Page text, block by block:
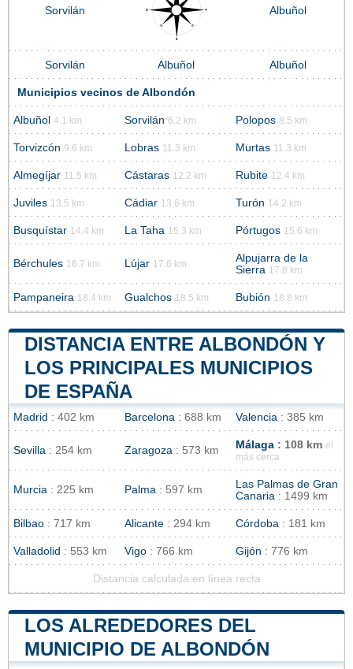
Sorvilán Albuñol
Sorvilán Albuñol Albuñol
Municipios vecinos de Albondón
Albuñol 4.1 km Sorvilán 6.2 km Polopos 8.5 km
Torvizcón 9.6 km Lobras 11.3 km Murtas 11.3 km
Almegíjar 11.5 km Cástaras 12.2 km Rubite 12.4 km
Juviles 13.5 km Cádiar 13.6 km Turón 14.2 km
Busquístar 14.4 km La Taha 15.3 km Pórtugos 15.6 km
Bérchules 16.7 km Lújar 17.6 km
Alpujarra de la
Sierra 17.8 km
Pampaneira 18.4 km Gualchos 18.5 km Bubión 18.8 km
DISTANCIA ENTRE ALBONDÓN Y
LOS PRINCIPALES MUNICIPIOS
DE ESPAÑA
Madrid : 402 km Barcelona : 688 km Valencia : 385 km
Sevilla : 254 km Zaragoza : 573 km Málaga : 108 km el
más cerca
Murcia : 225 km Palma : 597 km
Las Palmas de Gran
Canaria : 1499 km
Bilbao : 717 km Alicante : 294 km Córdoba : 181 km
Valladolid : 553 km Vigo : 766 km Gijón : 776 km
Distancia calculada en línea recta
LOS ALREDEDORES DEL
MUNICIPIO DE ALBONDÓN